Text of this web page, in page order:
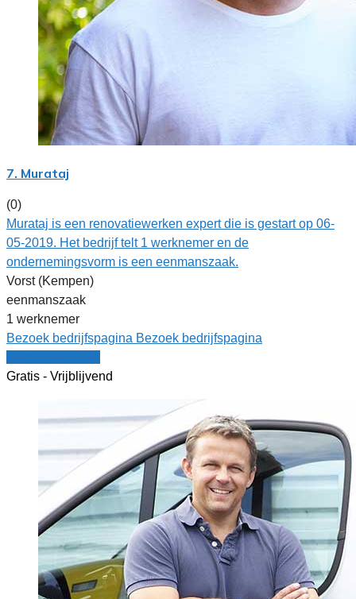
7. Murataj
(0)
Murataj is een renovatiewerken expert die is gestart op 06-
05-2019. Het bedrijf telt 1 werknemer en de
ondernemingsvorm is een eenmanszaak.
Vorst (Kempen)
eenmanszaak
1 werknemer
Bezoek bedrijfspagina Bezoek bedrijfspagina
Gratis - Vrijblijvend